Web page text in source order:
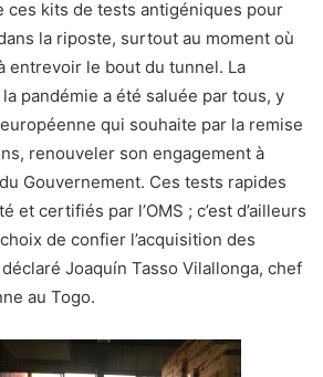
ces kits de tests antigéniques pour
la riposte, surtout au moment où
entrevoir le bout du tunnel. La
pandémie a été saluée par tous, y
qui souhaite par la remise
renouveler son engagement à
Gouvernement. Ces tests rapides
et certifiés par l’OMS ; c’est d’ailleurs
de confier l’acquisition des
déclaré Joaquín Tasso Vilallonga, chef
au Togo.